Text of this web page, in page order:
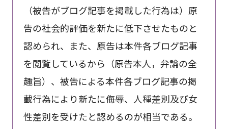
（被告がブログ記事を掲載した行為は）原
告の社会的評価を新たに低下させたものと
認められ、また、原告は本件各ブログ記事
を閲覧しているから（原告本人，弁論の全
趣旨）、被告による本件各ブログ記事の掲
載行為により新たに侮辱、人種差別及び女
性差別を受けたと認めるのが相当である。